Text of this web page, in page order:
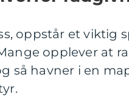
oppstår et viktig
opplever at
så havner i en